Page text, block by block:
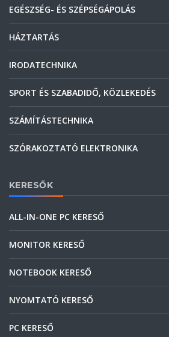
EGÉSZSÉG- ÉS SZÉPSÉGÁPOLÁS
HÁZTARTÁS
IRODATECHNIKA
SPORT ÉS SZABADIDŐ, KÖZLEKEDÉS
SZÁMÍTÁSTECHNIKA
SZÓRAKOZTATÓ ELEKTRONIKA
KERESŐK
ALL-IN-ONE PC KERESŐ
MONITOR KERESŐ
NOTEBOOK KERESŐ
NYOMTATÓ KERESŐ
PC KERESŐ